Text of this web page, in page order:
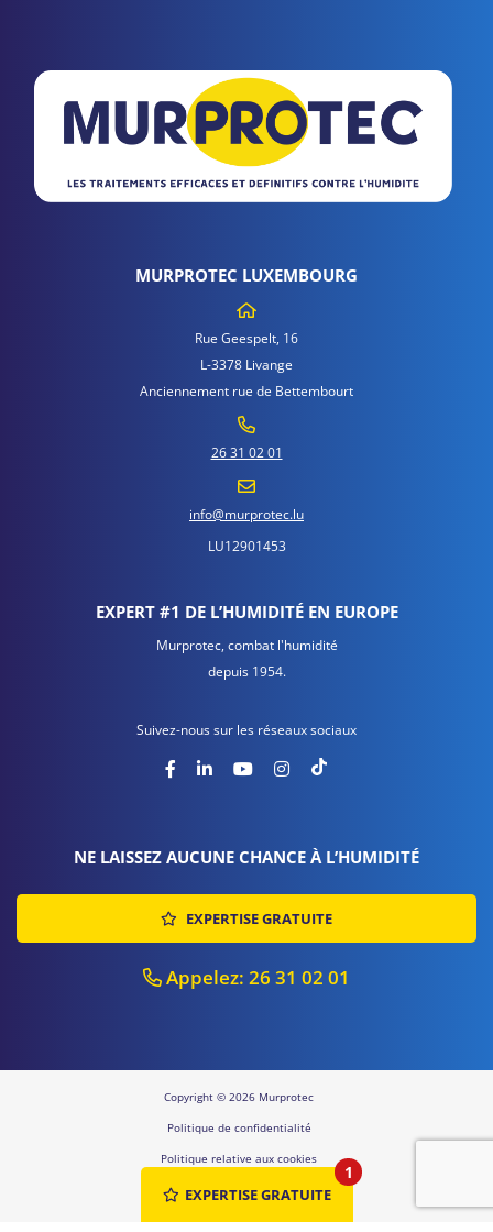
MURPROTEC LUXEMBOURG
Rue Geespelt, 16
L-3378 Livange
Anciennement rue de Bettembourt
26 31 02 01
info@murprotec.lu
LU12901453
EXPERT #1 DE L’HUMIDITÉ EN EUROPE
Murprotec, combat l'humidité
depuis 1954.
Suivez-nous sur les réseaux sociaux
NE LAISSEZ AUCUNE CHANCE À L’HUMIDITÉ
EXPERTISE GRATUITE
Appelez: 26 31 02 01
Copyright © 2026 Murprotec
Politique de confidentialité
Politique relative aux cookies
Sitemap
1
EXPERTISE GRATUITE